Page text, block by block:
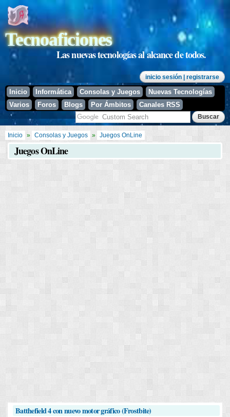
contenido
principal
Tecnoaficiones
Las nuevas tecnologías al alcance de todos.
inicio sesión | registrarse
Inicio Informática Consolas y Juegos
Nuevas Tecnologías
Varios
Foros Blogs Por Ámbitos Canales RSS
Se encuentra usted aquí
Inicio » Consolas y Juegos » Juegos OnLine
Juegos OnLine
Batthefield 4 con nuevo motor gráfico (Frostbite)